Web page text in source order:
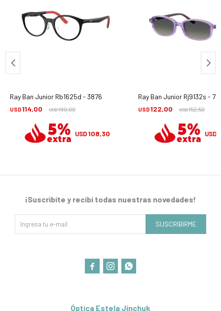
Ray Ban Junior Rb1625d - 3876
USD114,00 USD190,00
USD108,30
Ray Ban Junior Rj9132s -
USD122,00 USD152,50
USD
Óptica Estela Jinchuk
¡Suscribite y recibí todas nuestras novedades!
SUSCRIBIRME
  